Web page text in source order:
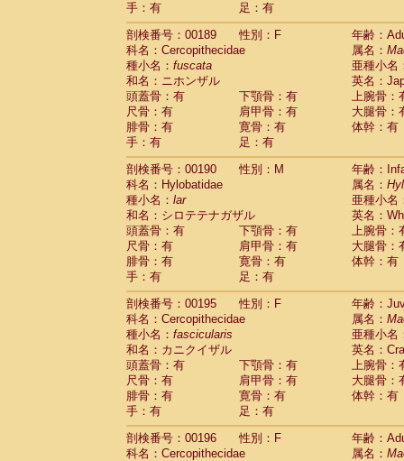
手：有
足：有
剖検番号：00189
性別：F
年齢：
科名：Cercopithecidae
属名：
種小名： fuscata
亜種小名
和名：ニホンザル
英名：
頭蓋骨：有
下顎骨：有
上腕骨：
尺骨：有
肩甲骨：有
大腿骨：
腓骨：有
寛骨：有
体幹：有
手：有
足：有
剖検番号：00190
性別：M
年齢：
科名：Hylobatidae
属名：
種小名： lar
亜種小名
和名：シロテテナガザル
英名：
頭蓋骨：有
下顎骨：有
上腕骨：
尺骨：有
肩甲骨：有
大腿骨：
腓骨：有
寛骨：有
体幹：有
手：有
足：有
剖検番号：00195
性別：F
年齢：
科名：Cercopithecidae
属名：
種小名： fascicularis
亜種小名
和名：カニクイザル
英名：
頭蓋骨：有
下顎骨：有
上腕骨：
尺骨：有
肩甲骨：有
大腿骨：
腓骨：有
寛骨：有
体幹：有
手：有
足：有
剖検番号：00196
性別：F
年齢：
科名：Cercopithecidae
属名：